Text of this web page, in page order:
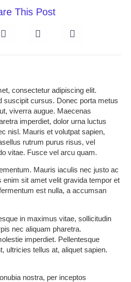
This Post
consectetur adipiscing elit.
suscipit cursus. Donec porta metus
viverra augue. Maecenas
imperdiet, dolor urna luctus
nisl. Mauris et volutpat sapien,
rutrum purus risus, vel
vitae. Fusce vel arcu quam.
Mauris iaculis nec justo ac
sit amet velit gravida tempor et
est nulla, a accumsan
in maximus vitae, sollicitudin
nec aliquam pharetra.
imperdiet. Pellentesque
ultricies tellus at, aliquet sapien.
nostra, per inceptos